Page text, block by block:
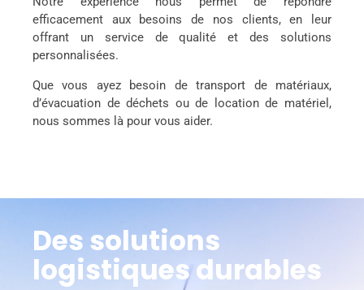
efficacement aux besoins de nos clients, en leur
offrant un service de qualité et des solutions
personnalisées.
Que vous ayez besoin de transport de matériaux,
d’évacuation de déchets ou de location de matériel,
nous sommes là pour vous aider.
Des solutions
logistiques durables